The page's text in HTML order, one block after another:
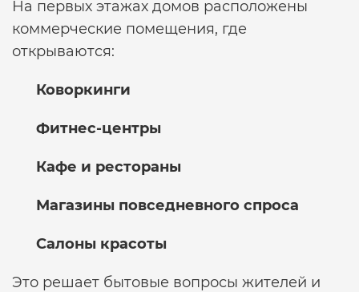
На первых этажах домов расположены
коммерческие помещения, где
открываются:
Коворкинги
Фитнес-центры
Кафе и рестораны
Магазины повседневного спроса
Салоны красоты
Это решает бытовые вопросы жителей и